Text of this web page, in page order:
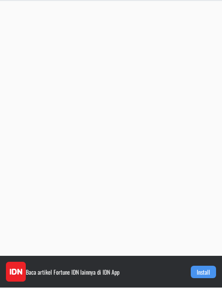
Baca artikel Fortune IDNlainnya di IDN App Install